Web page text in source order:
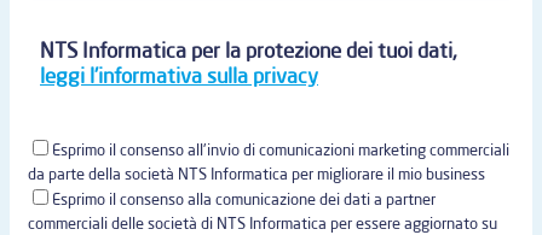
NTS Informatica per la protezione dei tuoi dati,
leggi l'informativa sulla privacy
Esprimo il consenso all'invio di comunicazioni marketing commerciali
da parte della società NTS Informatica per migliorare il mio business
Esprimo il consenso alla comunicazione dei dati a partner
commerciali delle società di NTS Informatica per essere aggiornato su